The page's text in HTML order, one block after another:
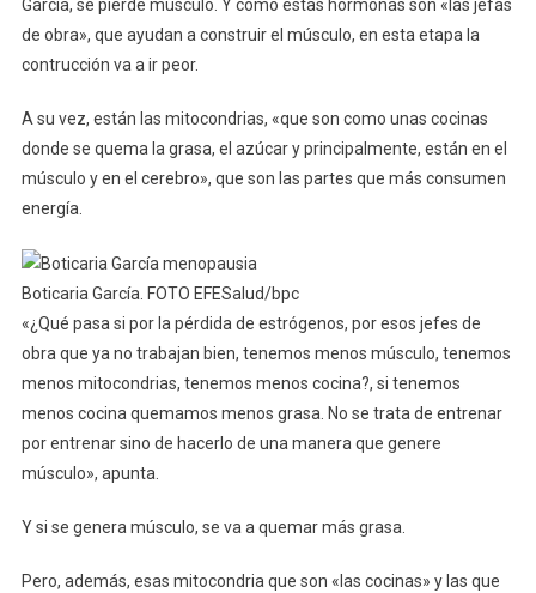
García, se pierde músculo. Y como estas hormonas son «las jefas
de obra», que ayudan a construir el músculo, en esta etapa la
contrucción va a ir peor.
A su vez, están las mitocondrias, «que son como unas cocinas
donde se quema la grasa, el azúcar y principalmente, están en el
músculo y en el cerebro», que son las partes que más consumen
energía.
Boticaria García. FOTO EFESalud/bpc
«¿Qué pasa si por la pérdida de estrógenos, por esos jefes de
obra que ya no trabajan bien, tenemos menos músculo, tenemos
menos mitocondrias, tenemos menos cocina?, si tenemos
menos cocina quemamos menos grasa. No se trata de entrenar
por entrenar sino de hacerlo de una manera que genere
músculo», apunta.
Y si se genera músculo, se va a quemar más grasa.
Pero, además, esas mitocondria que son «las cocinas» y las que